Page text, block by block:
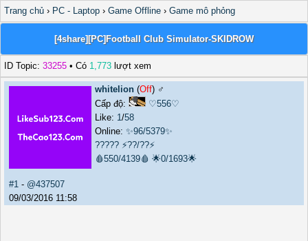
Trang chủ › PC - Laptop › Game Offline › Game mô phỏng
[4share][PC]Football Club Simulator-SKIDROW
ID Topic: 33255 • Có 1,773 lượt xem
whitelion (Off) ♂️
Cấp độ:
♡556♡
Like: 1/58
Online: ✨96/5379✨
????? ⚡??/??⚡
🩸550/4139🩸 🌟0/1693🌟
#1 - @437507
09/03/2016 11:58